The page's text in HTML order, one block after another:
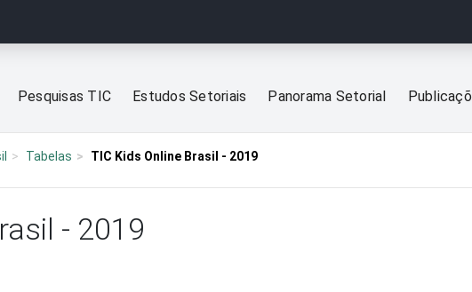
Pesquisas TIC Estudos Setoriais Panorama Setorial
Tabelas TIC Kids Online Brasil - 2019
- 2019